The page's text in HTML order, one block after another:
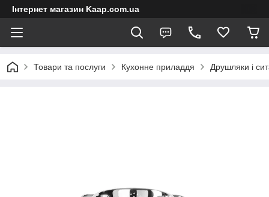
Інтернет магазин Kaap.com.ua
Товари та послуги Кухонне приладдя Друшляки і